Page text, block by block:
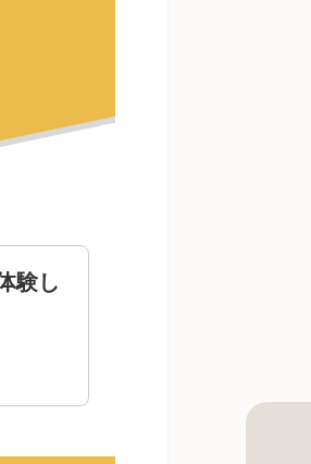
験し